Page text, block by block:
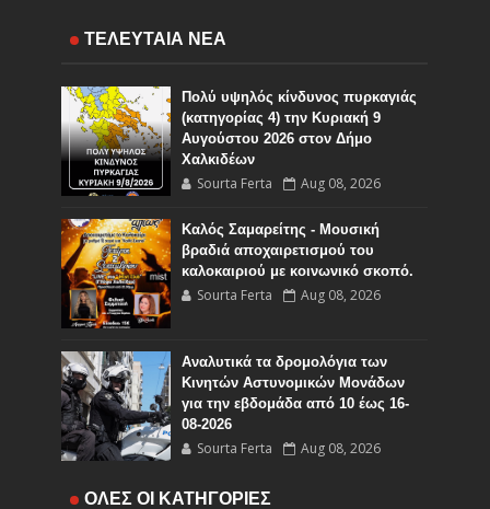
ΤΕΛΕΥΤΑΙΑ ΝΕΑ
Πολύ υψηλός κίνδυνος πυρκαγιάς
(κατηγορίας 4) την Κυριακή 9
Αυγούστου 2026 στον Δήμο
Χαλκιδέων
Sourta Ferta Aug 08, 2026
Καλός Σαμαρείτης - Μουσική
βραδιά αποχαιρετισμού του
καλοκαιριού με κοινωνικό σκοπό.
Sourta Ferta Aug 08, 2026
Αναλυτικά τα δρομολόγια των
Κινητών Αστυνομικών Μονάδων
για την εβδομάδα από 10 έως 16-
08-2026
Sourta Ferta Aug 08, 2026
Ο Εορτασμός της Μεταμορφώσεως
ΟΛΕΣ ΟΙ ΚΑΤΗΓΟΡΙΕΣ